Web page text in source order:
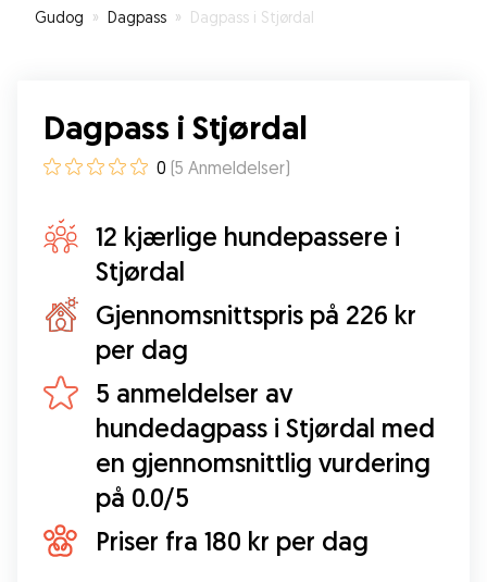
Gudog » Dagpass » Dagpass i Stjørdal
Dagpass i Stjørdal
0 (5 Anmeldelser)
12 kjærlige hundepassere i
Stjørdal
Gjennomsnittspris på 226 kr
per dag
5 anmeldelser av
hundedagpass i Stjørdal med
en gjennomsnittlig vurdering
på 0.0/5
Priser fra 180 kr per dag